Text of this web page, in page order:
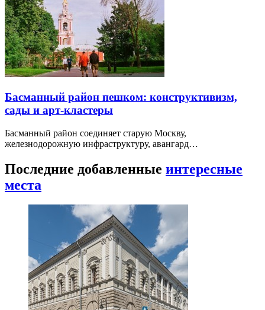
Басманный район пешком: конструктивизм,
сады и арт-кластеры
Басманный район соединяет старую Москву,
железнодорожную инфраструктуру, авангард…
Последние добавленные интересные
места